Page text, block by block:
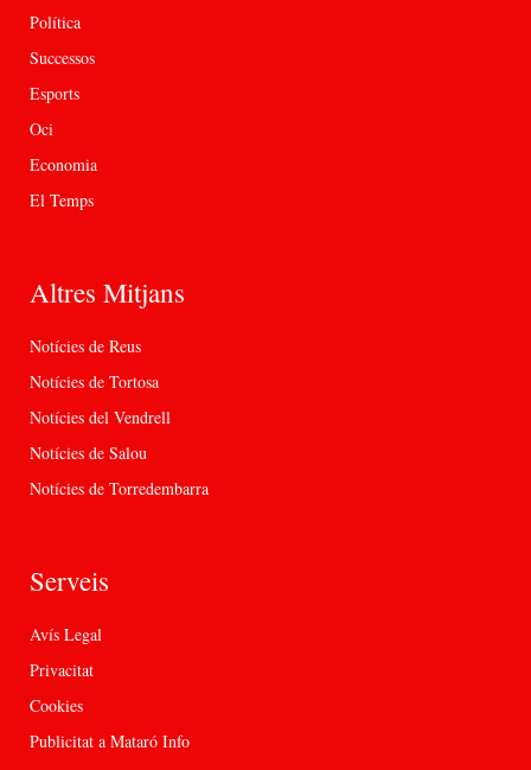
Política
Successos
Esports
Oci
Economia
El Temps
Altres Mitjans
Notícies de Reus
Notícies de Tortosa
Notícies del Vendrell
Notícies de Salou
Notícies de Torredembarra
Serveis
Avís Legal
Privacitat
Cookies
Publicitat a Mataró Info